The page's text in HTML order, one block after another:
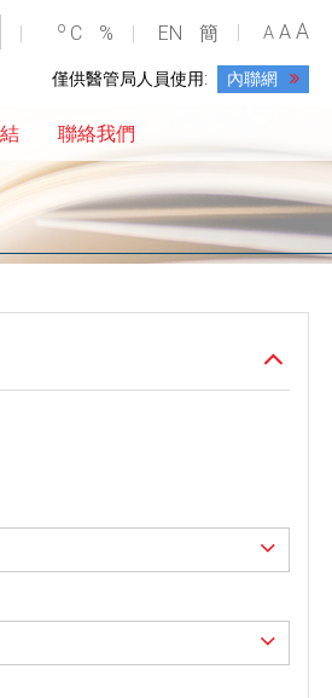
o C % EN 簡 A A A
僅供醫管局人員使用: 內聯網
聯絡我們